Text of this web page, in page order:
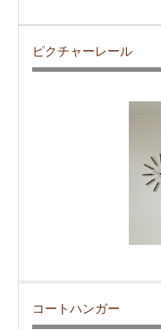
ピクチャーレール
コートハンガー